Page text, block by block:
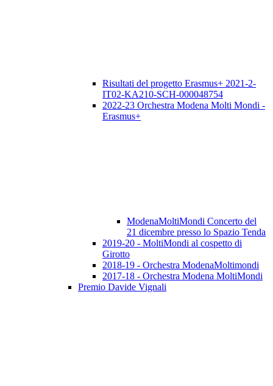
Risultati del progetto Erasmus+ 2021-2-
IT02-KA210-SCH-000048754
2022-23 Orchestra Modena Molti Mondi -
Erasmus+
ModenaMoltiMondi Concerto del
21 dicembre presso lo Spazio Tenda
2019-20 - MoltiMondi al cospetto di
Girotto
2018-19 - Orchestra ModenaMoltimondi
2017-18 - Orchestra Modena MoltiMondi
Premio Davide Vignali